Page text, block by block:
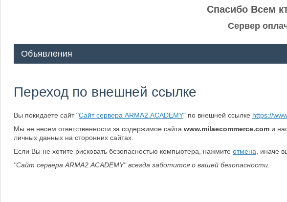
Спасибо Всем
Сервер
Объявления
Переход по внешней ссылке
Вы покидаете сайт "Сайт сервера ARMA2.ACADEMY" по внешней ссылке https://
Мы не несем ответственности за содержимое сайта www.milaecommerce.comи
личных данных на сторонних сайтах.
Если Вы не хотите рисковать безопасностью компьютера, нажмите отмена , иначе
"Сайт сервера ARMA2.ACADEMY" всегда заботится о вашей безопасности.